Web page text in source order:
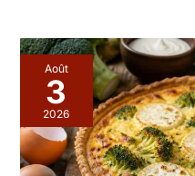
Août
3
2026